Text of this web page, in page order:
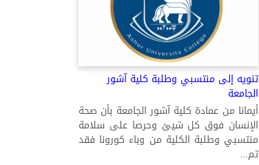
تنويه إلى منتسبي وطلبة كلية آشور
الجامعة
أيمانا من عمادة كلية آشور الجامعة بأن صحة
الإنسان فوق كل شيئ وحرصا على سلامة
منتسبي وطلبة الكلية من وباء كورونا فقد
تم...